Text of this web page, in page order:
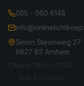
085 - 060 6148
Simon Stevinweg 27
6827 BS Arnhem
Ma-vr 08:00 - 17:00